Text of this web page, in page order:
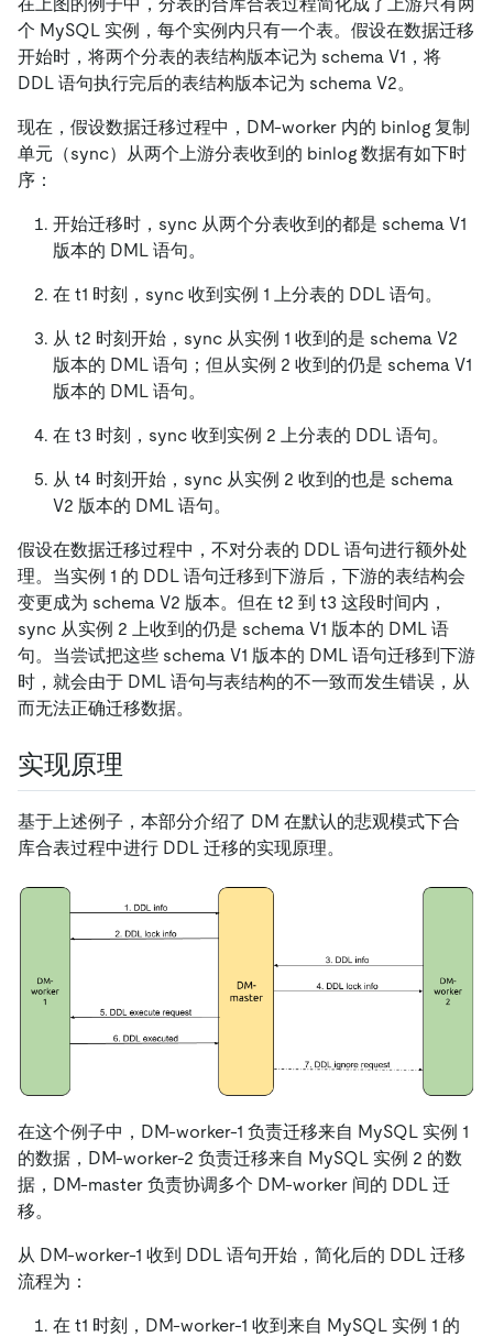
在上图的例子中，分表的合库合表过程简化成了上游只有两
个 MySQL 实例，每个实例内只有一个表。假设在数据迁移
开始时，将两个分表的表结构版本记为 schema V1，将
DDL 语句执行完后的表结构版本记为 schema V2。
现在，假设数据迁移过程中，DM-worker 内的 binlog 复制
单元（sync）从两个上游分表收到的 binlog 数据有如下时
序：
开始迁移时，sync 从两个分表收到的都是 schema V1
版本的 DML 语句。
在 t1 时刻，sync 收到实例 1 上分表的 DDL 语句。
从 t2 时刻开始，sync 从实例 1 收到的是 schema V2
版本的 DML 语句；但从实例 2 收到的仍是 schema V1
版本的 DML 语句。
在 t3 时刻，sync 收到实例 2 上分表的 DDL 语句。
从 t4 时刻开始，sync 从实例 2 收到的也是 schema
V2 版本的 DML 语句。
假设在数据迁移过程中，不对分表的 DDL 语句进行额外处
理。当实例 1 的 DDL 语句迁移到下游后，下游的表结构会
变更成为 schema V2 版本。但在 t2 到 t3 这段时间内，
sync 从实例 2 上收到的仍是 schema V1 版本的 DML 语
句。当尝试把这些 schema V1 版本的 DML 语句迁移到下游
时，就会由于 DML 语句与表结构的不一致而发生错误，从
而无法正确迁移数据。
实现原理
基于上述例子，本部分介绍了 DM 在默认的悲观模式下合
库合表过程中进行 DDL 迁移的实现原理。
在这个例子中，DM-worker-1 负责迁移来自 MySQL 实例 1
的数据，DM-worker-2 负责迁移来自 MySQL 实例 2 的数
据，DM-master 负责协调多个 DM-worker 间的 DDL 迁
移。
从 DM-worker-1 收到 DDL 语句开始，简化后的 DDL 迁移
流程为：
在 t1 时刻，DM-worker-1 收到来自 MySQL 实例 1 的